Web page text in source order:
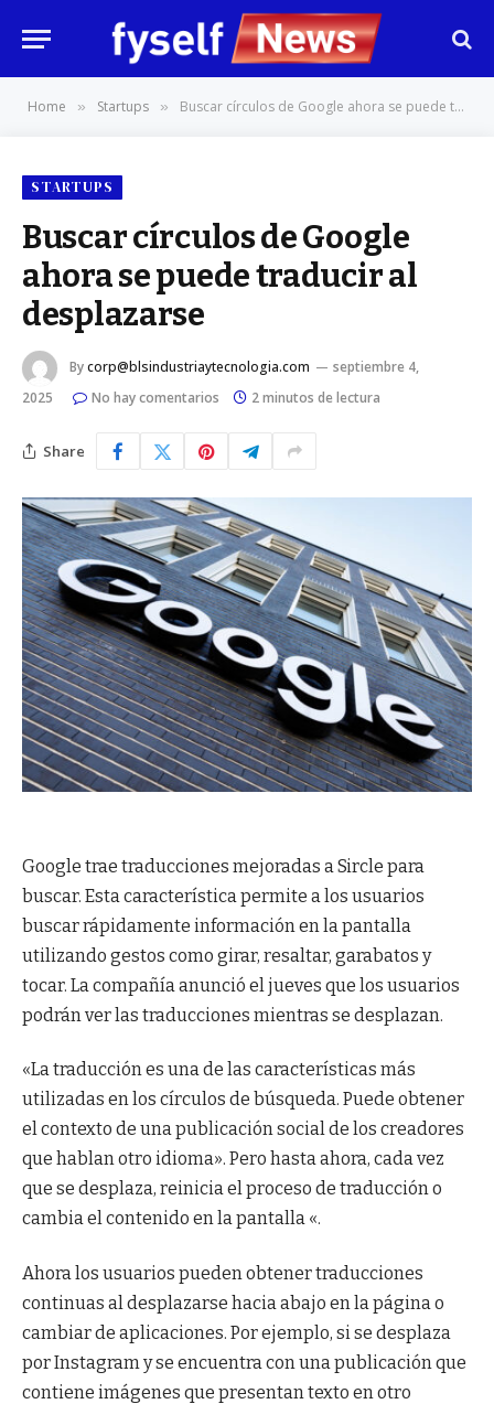
Home » Startups » Buscar círculos de Google ahora se puede traducir al desplazarse
STARTUPS
Buscar círculos de Google
ahora se puede traducir al
desplazarse
Bycorp@blsindustriaytecnologia.com
septiembre 4,
2025
No hay comentarios 2 minutos de lectura
Share
Google trae traducciones mejoradas a Sircle para
buscar. Esta característica permite a los usuarios
buscar rápidamente información en la pantalla
utilizando gestos como girar, resaltar, garabatos y
tocar. La compañía anunció el jueves que los usuarios
podrán ver las traducciones mientras se desplazan.
«La traducción es una de las características más
utilizadas en los círculos de búsqueda. Puede obtener
el contexto de una publicación social de los creadores
que hablan otro idioma». Pero hasta ahora, cada vez
que se desplaza, reinicia el proceso de traducción o
cambia el contenido en la pantalla «.
Ahora los usuarios pueden obtener traducciones
continuas al desplazarse hacia abajo en la página o
cambiar de aplicaciones. Por ejemplo, si se desplaza
por Instagram y se encuentra con una publicación que
contiene imágenes que presentan texto en otro